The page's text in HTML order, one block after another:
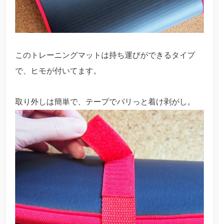
このトレーニングマットは持ち運びができるタイプ
で、ヒモが付いてます。
取り外しは簡単で、テープでバリっと着け剥がし。